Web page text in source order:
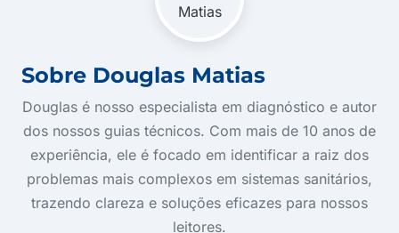
Sobre Douglas Matias
Douglas é nosso especialista em diagnóstico e autor
dos nossos guias técnicos. Com mais de 10 anos de
experiência, ele é focado em identificar a raiz dos
problemas mais complexos em sistemas sanitários,
trazendo clareza e soluções eficazes para nossos
leitores.